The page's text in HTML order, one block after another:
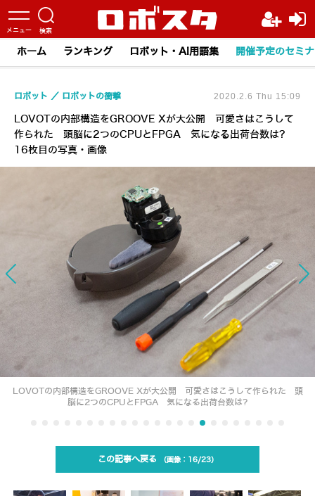
ホーム ランキング ロボット・AI用語集 開催予定のセミ
LOVOTの内部構造をGROOVE Xが大公開 可愛さはこうして
作られた 頭脳に2つのCPUとFPGA 気になる出荷台数は?
16枚目の写真・画像
ロボット ロボットの衝撃 2020.2.6 Thu 15:09
LOVOTの内部構造をGROOVE Xが大公開 可愛さはこうして作られた 頭
脳に2つのCPUとFPGA 気になる出荷台数は?
この記事へ戻る 16/23